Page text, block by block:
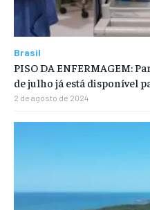
Brasil
PISO DA ENFERMAGEM:
de julho já está disponível
2 de agosto de 2024